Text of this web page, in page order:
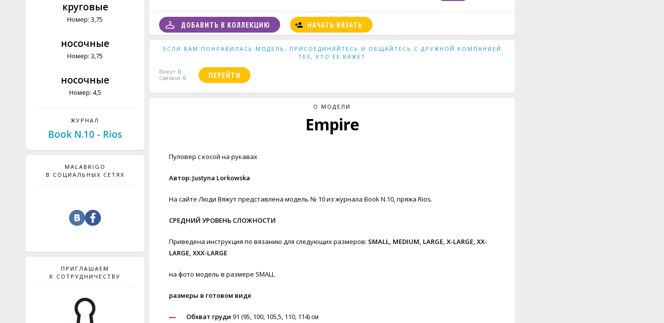
круговые
Номер: 3,75
носочные
Номер: 3,75
носочные
Номер: 4,5
ЖУРНАЛ
Book N.10 - Rios
MALABRIGO
В СОЦИАЛЬНЫХ СЕТЯХ
ПРИГЛАШАЕМ
К СОТРУДНИЧЕСТВУ
ДОБАВИТЬ В КОЛЛЕКЦИЮ НАЧАТЬ ВЯЗАТЬ
ЕСЛИ ВАМ ПОНРАВИЛАСЬ МОДЕЛЬ, ПРИСОЕДИНЯЙТЕСЬ И ОБЩАЙТЕСЬ С ДРУЖНОЙ КОМПАНИЕЙ
ТЕХ, КТО ЕЕ ВЯЖЕТ
Вяжут: 0
Связали: 0 ПЕРЕЙТИ
О МОДЕЛИ
Empire
Пуловер с косой на рукавах
Автор: Justyna Lorkowska
На сайте Люди Вяжут представлена модель № 10 из журнала Book N.10, пряжа Rios.
СРЕДНИЙ УРОВЕНЬ СЛОЖНОСТИ
Приведена инструкция по вязанию для следующих размеров: SMALL, MEDIUM, LARGE, X-LARGE, XX-
LARGE, XXX-LARGE
на фото модель в размере SMALL
размеры в готовом виде
Обхват груди 91 (95, 100, 105,5, 110, 114) см